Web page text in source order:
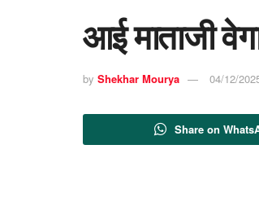
आई माताजी
by Shekhar Mourya 04/12/
Share on